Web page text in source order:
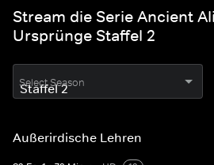
Stream die Serie Ancient
Ursprünge Staffel 2
Select Season
Außerirdische Lehren